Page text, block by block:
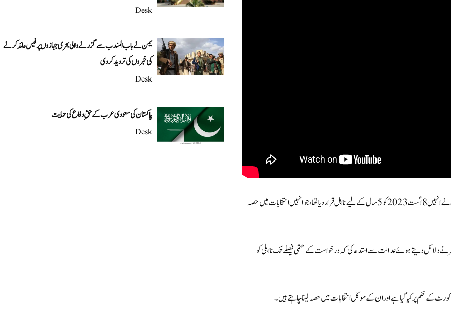
Desk
یمن نے باب المندب سے گزرنے والی بحری جہازوں پر فیس عائد کرنے
کی خبروں کی تردید کر دی
Desk
پاکستان کی سعودی عرب کے حقِ دفاع کی حمایت
Desk
درخواست گزار نے موقف اختیار کیا کہ الیکشن کمیشن نے انہیں 8 اگست 2023 کو 5 سال کے لیے نااہل قرار دیا تھا، جو انہیں انتخابات میں حصہ
نے دلائل دیتے ہوئے عدالت سے استدعا کی کہ درخواست کے حتمی فیصلے تک نااہلی کو
کورٹ کے حکم پر کیا گیا ہے اور ان کے موکل انتخابات میں حصہ لینا چاہتے ہیں۔